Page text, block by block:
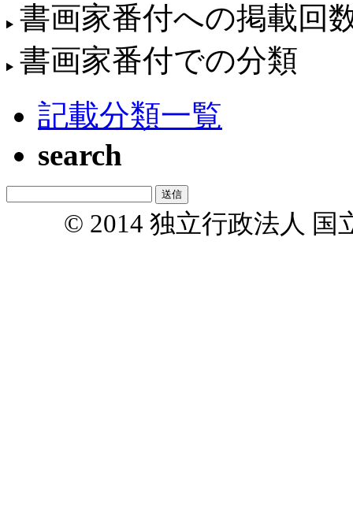
書画家番付への掲載回
書画家番付での分類
記載分類一覧
search
© 2014 独立行政法人 国